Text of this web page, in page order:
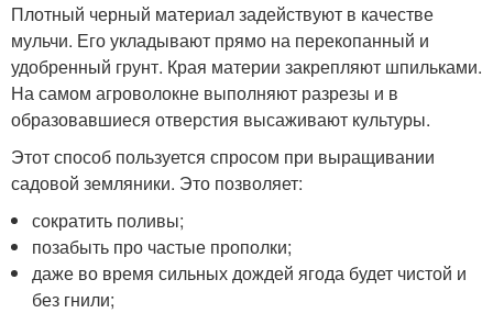
Плотный черный материал задействуют в качестве
мульчи. Его укладывают прямо на перекопанный и
удобренный грунт. Края материи закрепляют шпильками.
На самом агроволокне выполняют разрезы и в
образовавшиеся отверстия высаживают культуры.
Этот способ пользуется спросом при выращивании
садовой земляники. Это позволяет:
сократить поливы;
позабыть про частые прополки;
даже во время сильных дождей ягода будет чистой и
без гнили;